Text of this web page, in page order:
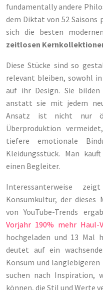
fundamentally andere
dem Diktat von 52
sich die besten
zeitlosen
Diese Stücke sind so
relevant bleiben, sowohl
auf ihr Design. Sie bilden
anstatt sie mit jedem
Ansatz ist nicht nur
Überproduktion
tiefere emotionale
Kleidungsstück. Man
einen Begleiter.
Interessanterweise
Konsumkultur, der dieses
von YouTube-Trends
Vorjahr 190% mehr
hochgeladen und 13 Mal
deutet auf ein
Konsum und
suchen nach Inspiration,
können, die Stil und Werte